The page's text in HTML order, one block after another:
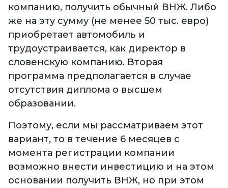
компанию, получить обычный ВНЖ. Либо
же на эту сумму (не менее 50 тыс. евро)
приобретает автомобиль и
трудоустраивается, как директор в
словенскую компанию. Вторая
программа предполагается в случае
отсутствия диплома о высшем
образовании.
Поэтому, если мы рассматриваем этот
вариант, то в течение 6 месяцев с
момента регистрации компании
возможно внести инвестицию и на этом
основании получить ВНЖ, но при этом